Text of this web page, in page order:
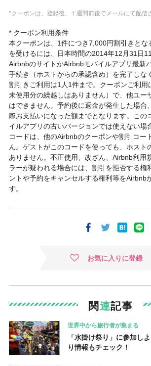
*クーポンは、登録後、１週間前後でメールにて配信
* クーポン利用条件
本クーポンは、1件につき7,000円割引きとな
を受けるには、日本時間の2014年12月31日
AirbnbのサイトかAirbnbモバイルアプリ最新
手続き（ホストからの承認含め）を完了しな
割引きご利用は1人1件まで。クーポンご利用
未使用分の繰越しはありません）で、他ユー
はできません。予約後に返金が発生した場合
際お支払いになった額までとなります。この
イルアプリの古いバージョンでは使えない場
コードは、他のAirbnbのクーポンや割引コー
ん。ゲストがこのコードを使っても、ホスト
ありません。不正使用、改ざん、Airbnb利用
ラーが疑われる場合には、割引を拒否する権
ントや予約をキャンセルする権利等をAirbnb
す。
お気に入りに登録
関連記事
世界中から旅行者が集まる
「水掛け祭り」に参加し
り情報もチェック！